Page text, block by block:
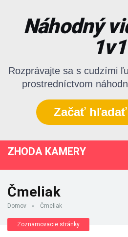
Náhodný
1v1
Rozprávajte sa s cudzími
prostredníctvom
Začať
ZHODA KAMERY
Čmeliak
Domov » Čmeliak
Zoznamovacie stránky